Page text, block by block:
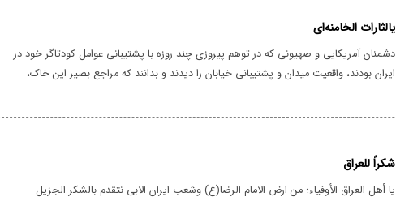
یالثارات الخامنه‌ای
دشمنان آمریکایی و صهیونی که در توهم پیروزی چند روزه با پشتیبانی عوامل کودتاگر خود در
ایران بودند، واقعیت میدان و پشتیبانی خیابان را دیدند و بدانند که مراجع بصیر این خاک،
سد راه آن نخواهد شد.
شکراً للعراق
یا أهل العراق الأوفیاء؛ من ارض الامام الرضا(ع) وشعب ایران الابی نتقدم بالشکر الجزیل